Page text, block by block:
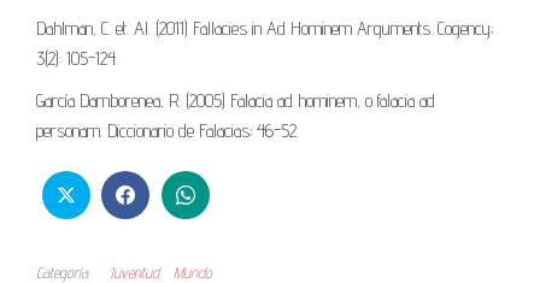
Dahlman, C. et. Al. (2011) Fallacies in Ad Hominem Arguments. Cogency;
3(2): 105-124.
García Damborenea, R. (2005) Falacia ad hominem, o falacia ad
personam. Diccionario de Falacias; 46-52.
Categoría Juventud Mundo